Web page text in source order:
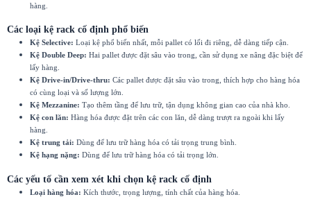
hàng.
Các loại kệ rack cố định phổ biến
Kệ Selective: Loại kệ phổ biến nhất, mỗi pallet có lối đi riêng, dễ dàng tiếp cận.
Kệ Double Deep: Hai pallet được đặt sâu vào trong, cần sử dụng xe nâng đặc biệt để
lấy hàng.
Kệ Drive-in/Drive-thru: Các pallet được đặt sâu vào trong, thích hợp cho hàng hóa
có cùng loại và số lượng lớn.
Kệ Mezzanine: Tạo thêm tầng để lưu trữ, tận dụng không gian cao của nhà kho.
Kệ con lăn: Hàng hóa được đặt trên các con lăn, dễ dàng trượt ra ngoài khi lấy
hàng.
Kệ trung tải: Dùng để lưu trữ hàng hóa có tải trọng trung bình.
Kệ hạng nặng: Dùng để lưu trữ hàng hóa có tải trọng lớn.
Các yếu tố cần xem xét khi chọn kệ rack cố định
Loại hàng hóa: Kích thước, trọng lượng, tính chất của hàng hóa.